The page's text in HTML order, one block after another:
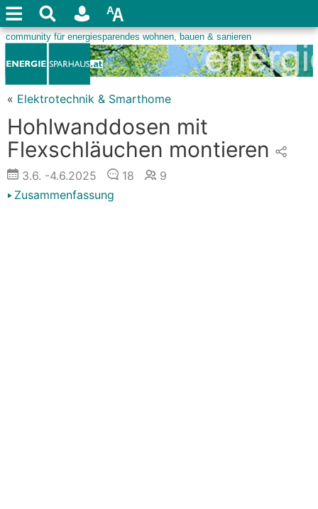
« Elektrotechnik & Smarthome
Hohlwanddosen mit
Flexschläuchen montieren
3.6. -4.6.2025 18
9
Zusammenfassung